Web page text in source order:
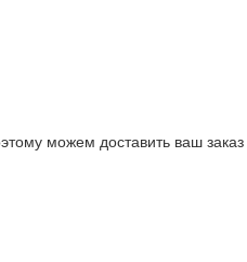
можем доставить ваш